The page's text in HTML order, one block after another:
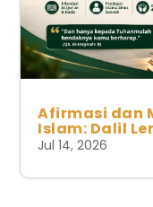
Afirmasi dan
Islam: Dalil
Jul 14, 2026